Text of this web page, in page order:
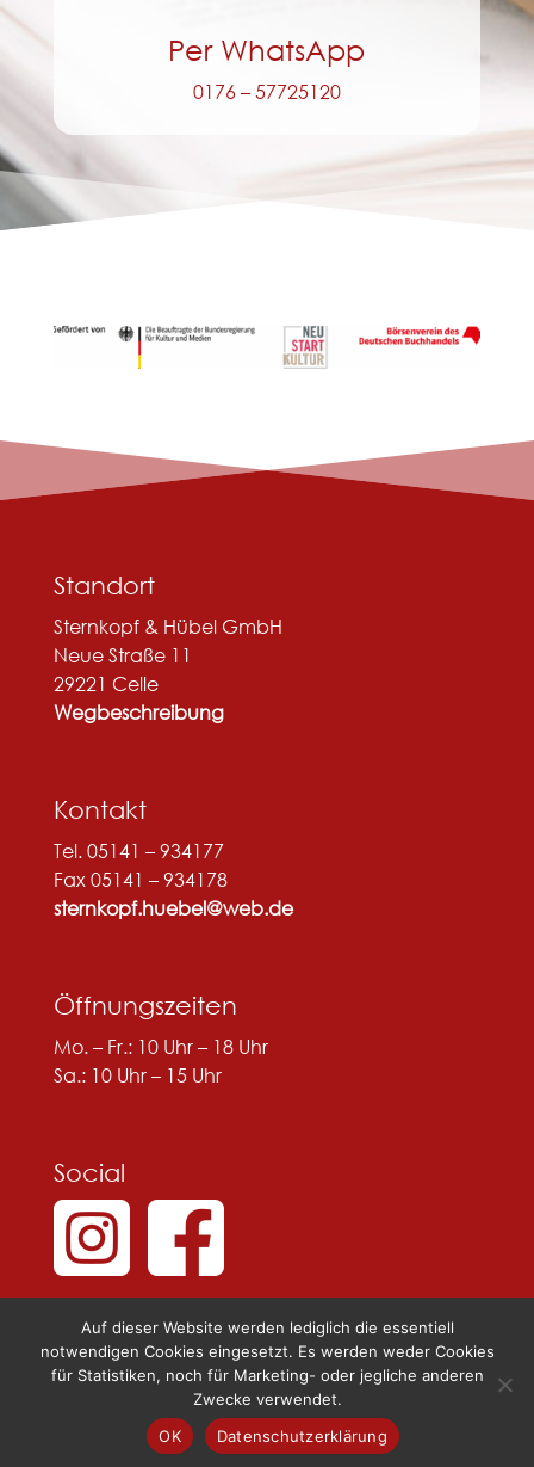
Per WhatsApp
0176 – 57725120
Standort
Sternkopf & Hübel GmbH
Neue Straße 11
29221 Celle
Wegbeschreibung
Kontakt
Tel. 05141 – 934177
Fax 05141 – 934178
sternkopf.huebel@web.de
Öffnungszeiten
Mo. – Fr.: 10 Uhr – 18 Uhr
Sa.: 10 Uhr – 15 Uhr
Social
© 2025 Sternkopf & Hübel |
Datenschutzerklärung|Impressum
Auf dieser Website werden lediglich die essentiell
notwendigen Cookies eingesetzt. Es werden weder Cookies
für Statistiken, noch für Marketing- oder jegliche anderen
Zwecke verwendet.
OK
Datenschutzerklärung